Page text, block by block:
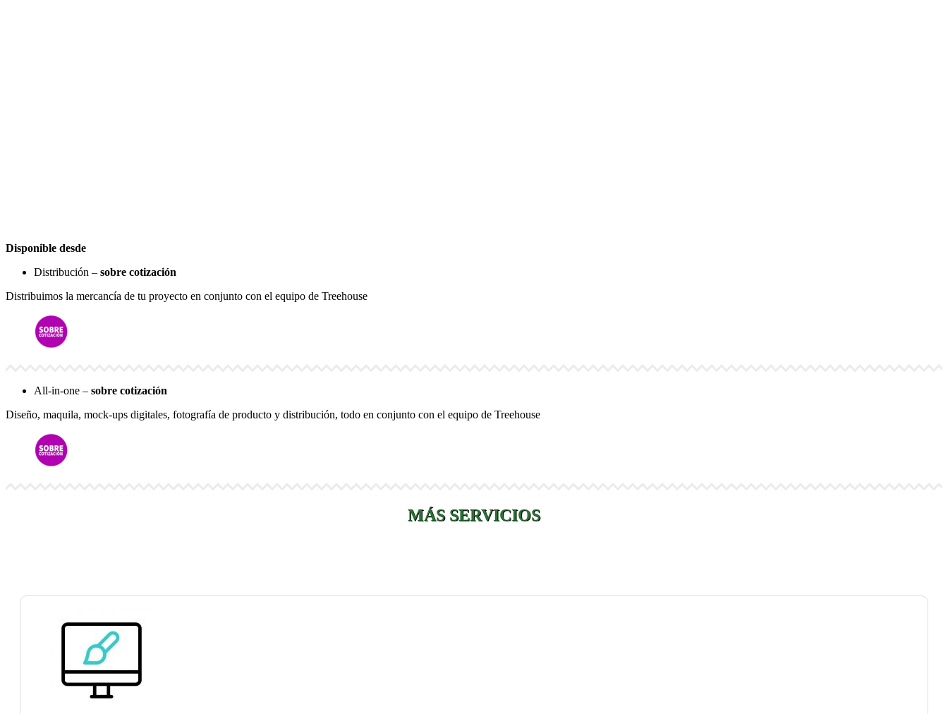
Disponible desde
Distribución – sobre cotización
Distribuimos la mercancía de tu proyecto en conjunto con el equipo de Treehouse
All-in-one – sobre cotización
Diseño, maquila, mock-ups digitales, fotografía de producto y distribución, todo en conjunto con el equipo de Treehouse
MÁS SERVICIOS